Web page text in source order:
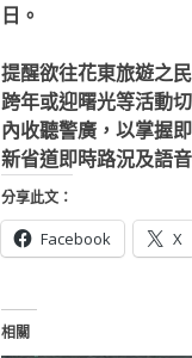
日。
提醒欲往花東旅遊之
跨年或迎曙光等活動
內收聽警廣，以掌握
新省道即時路況及語音
分享此文：
Facebook X
相關